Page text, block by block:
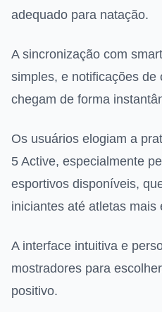
adequado para natação.
A sincronização com
simples, e notificações
chegam de forma
Os usuários elogiam a
5 Active, especialmente
esportivos disponíveis,
iniciantes até atletas mais
A interface intuitiva e
mostradores para
positivo.